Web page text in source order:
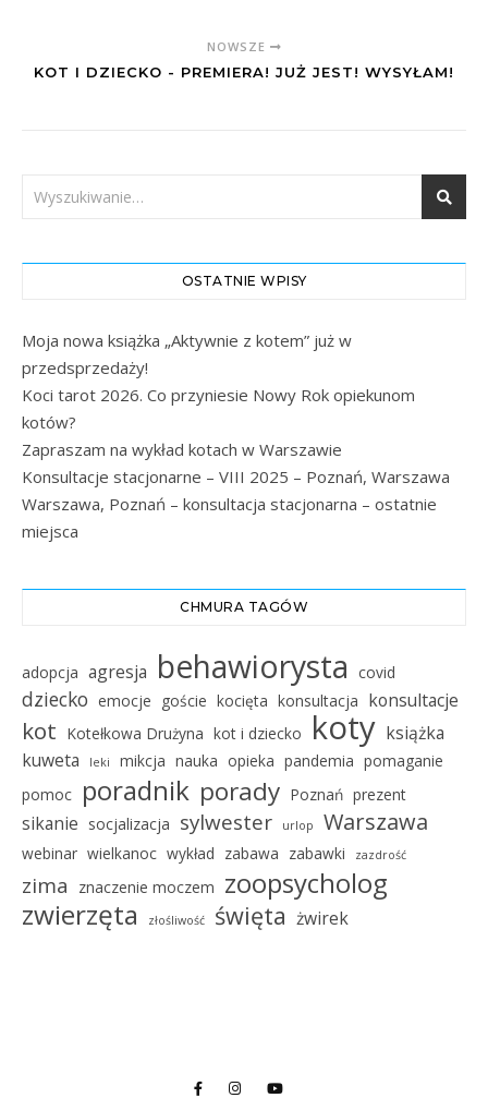
NOWSZE
KOT I DZIECKO - PREMIERA! JUŻ JEST! WYSYŁAM!
OSTATNIE WPISY
Moja nowa książka „Aktywnie z kotem” już w
przedsprzedaży!
Koci tarot 2026. Co przyniesie Nowy Rok opiekunom
kotów?
Zapraszam na wykład kotach w Warszawie
Konsultacje stacjonarne – VIII 2025 – Poznań, Warszawa
Warszawa, Poznań – konsultacja stacjonarna – ostatnie
miejsca
CHMURA TAGÓW
adopcja agresja behawiorysta covid
dziecko emocje goście kocięta konsultacja konsultacje
kot Kotełkowa Drużyna kot i dziecko koty książka
kuweta
leki mikcja nauka opieka pandemia pomaganie
pomoc poradnik porady Poznań prezent
sikanie socjalizacja sylwester urlop Warszawa
webinar wielkanoc wykład zabawa zabawki zazdrość
zima znaczenie moczem zoopsycholog
zwierzęta
złośliwość święta żwirek